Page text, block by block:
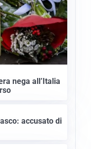
nega all’Italia
accusato di